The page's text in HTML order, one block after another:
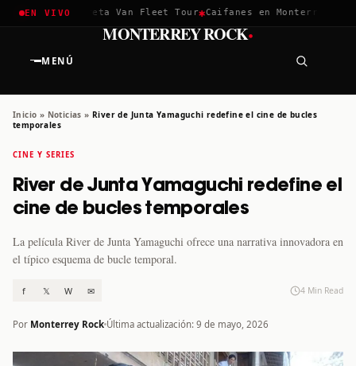
EN VIVO
2026 ✱Greta Van Fleet Tour✱Caifanes en Monterrey · 12
MENÚ
MONTERREY ROCK·
Inicio » Noticias » River de Junta Yamaguchi redefine el cine de bucles
temporales
CINE Y SERIES
River de Junta Yamaguchi redefine el
cine de bucles temporales
La película River de Junta Yamaguchi ofrece una narrativa innovadora en
el típico esquema de bucle temporal.
f 𝕏 W ✉ 4 Min Read
Por Monterrey Rock Última actualización: 9 de mayo, 2026